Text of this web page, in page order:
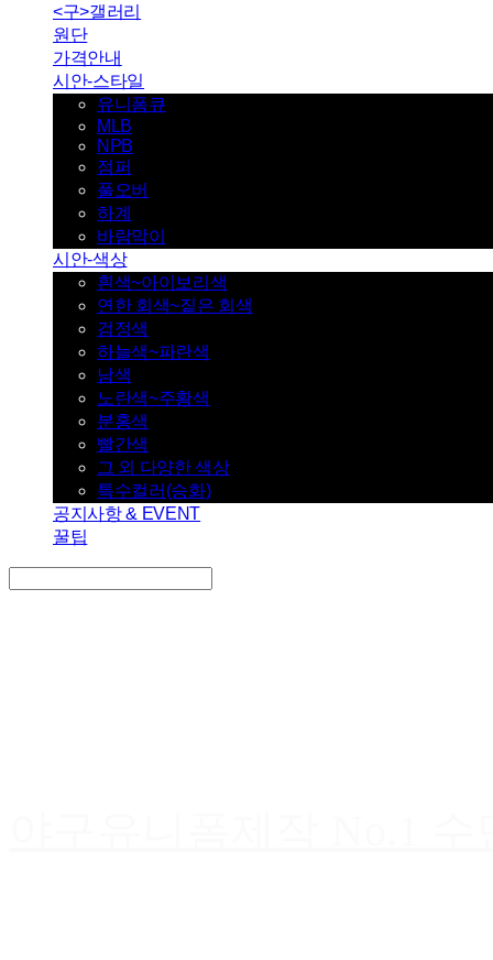
<구>갤러리
원단
가격안내
시안-스타일
유니폼큐
MLB
NPB
점퍼
풀오버
하계
바람막이
시안-색상
흰색~아이보리색
연한 회색~짙은 회색
검정색
하늘색~파란색
남색
노란색~주황색
분홍색
빨간색
그 외 다양한 색상
특수컬러(승화)
공지사항 & EVENT
꿀팁